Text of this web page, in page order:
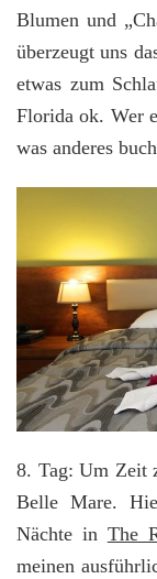
Blumen und
überzeugt uns
etwas zum
Florida ok. Wer
was anderes
8. Tag: Um Zeit
Belle Mare.
Nächte in The
meinen